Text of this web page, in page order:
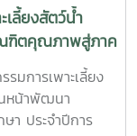
เลี้ยงสัตว์น้ำ
ฑิตคุณภาพสู่ภาค
มการเพาะเลี้ยง
หน้าพัฒนา
า ประจำปีการ